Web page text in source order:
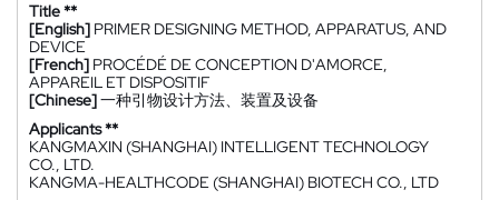
Title **
[English] PRIMER DESIGNING METHOD, APPARATUS, AND
DEVICE
[French] PROCÉDÉ DE CONCEPTION D'AMORCE,
APPAREIL ET DISPOSITIF
[Chinese]一种引物设计方法、装置及设备
Applicants **
KANGMAXIN (SHANGHAI) INTELLIGENT TECHNOLOGY
CO., LTD.
KANGMA-HEALTHCODE (SHANGHAI) BIOTECH CO., LTD